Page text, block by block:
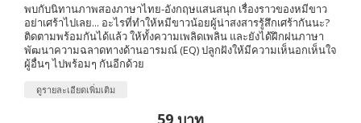
พบกับนิทานภาพสองภาษาไทย-อังกฤษแสนสนุก เรื่องราวของหมีขาว
อย่าเศร้าไปเลย... อะไรที่ทำให้หมีขาวน้อยผู้น่าสงสารรู้สึกเศร้ากันนะ?
ติดตามพร้อมกันได้แล้ว ให้ทั้งความเพลิดเพลิน และยังได้ฝึกฝนภาษา
พัฒนาความฉลาดทางด้านอารมณ์ (EQ) ปลูกฝังให้มีความเห็นอกเห็นใจ
ผู้อื่นๆ ไปพร้อมๆ กันอีกด้วย
ดูรายละเอียดเพิ่มเติม
59 บาท